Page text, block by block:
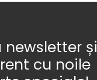
și
cu noile